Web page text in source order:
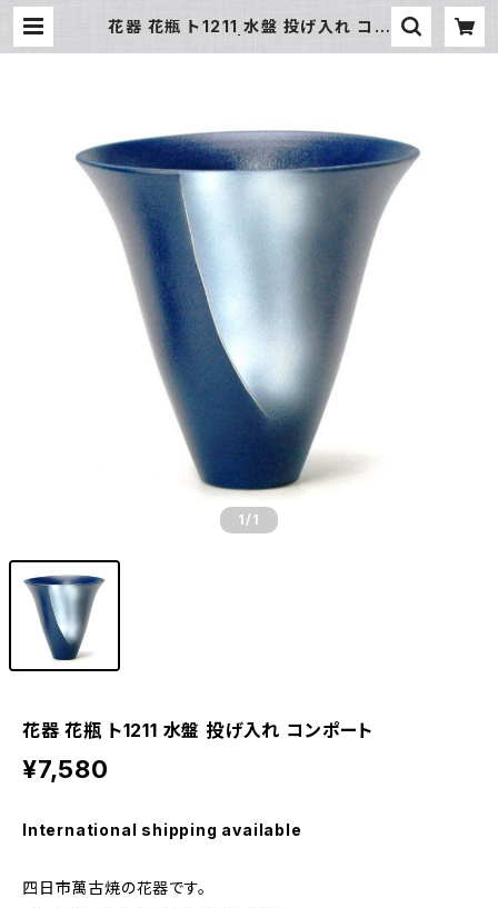
花器 花瓶 ト1211 水盤 投げ入れ コン
1 /1
花器 花瓶 ト1211 水盤 投げ入れ コンポート
¥7,580
International shipping available
四日市萬古焼の花器です。